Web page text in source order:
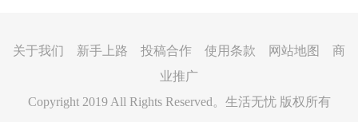
关于我们 新手上路 投稿合作 使用条款 网站地图 商
业推广
Copyright 2019 All Rights Reserved。生活无忧 版权所有